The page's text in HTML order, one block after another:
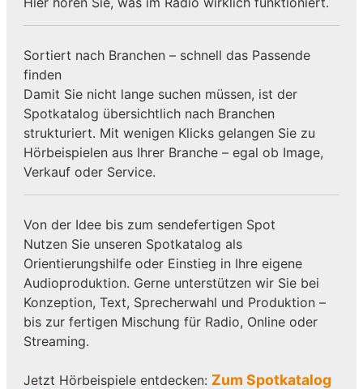
Sortiert nach Branchen – schnell das Passende
finden
Damit Sie nicht lange suchen müssen, ist der
Spotkatalog übersichtlich nach Branchen
strukturiert. Mit wenigen Klicks gelangen Sie zu
Hörbeispielen aus Ihrer Branche – egal ob Image,
Verkauf oder Service.
Von der Idee bis zum sendefertigen Spot
Nutzen Sie unseren Spotkatalog als
Orientierungshilfe oder Einstieg in Ihre eigene
Audioproduktion. Gerne unterstützen wir Sie bei
Konzeption, Text, Sprecherwahl und Produktion –
bis zur fertigen Mischung für Radio, Online oder
Streaming.
Jetzt Hörbeispiele entdecken: Zum Spotkatalog